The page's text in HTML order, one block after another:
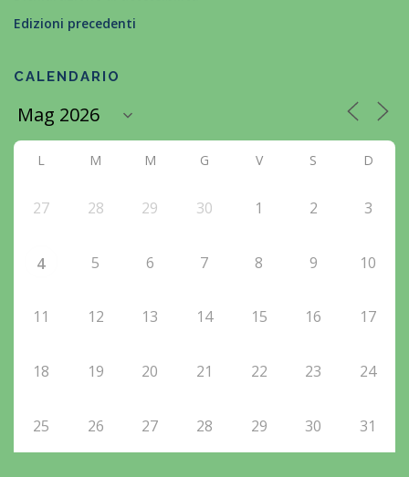
Edizioni precedenti
CALENDARIO
L M M G V S D
27 28 29 30 1 2 3
4 5 6 7 8 9 10
11 12 13 14 15 16 17
18 19 20 21 22 23 24
25 26 27 28 29 30 31